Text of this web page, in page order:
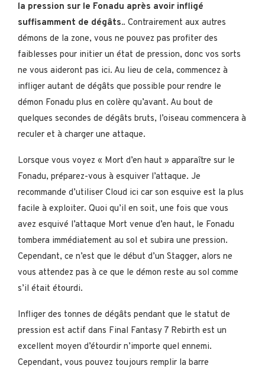
la pression sur le Fonadu après avoir infligé
suffisamment de dégâts.. Contrairement aux autres
démons de la zone, vous ne pouvez pas profiter des
faiblesses pour initier un état de pression, donc vos sorts
ne vous aideront pas ici. Au lieu de cela, commencez à
infliger autant de dégâts que possible pour rendre le
démon Fonadu plus en colère qu’avant. Au bout de
quelques secondes de dégâts bruts, l’oiseau commencera à
reculer et à charger une attaque.
Lorsque vous voyez « Mort d’en haut » apparaître sur le
Fonadu, préparez-vous à esquiver l’attaque. Je
recommande d’utiliser Cloud ici car son esquive est la plus
facile à exploiter. Quoi qu’il en soit, une fois que vous
avez esquivé l’attaque Mort venue d’en haut, le Fonadu
tombera immédiatement au sol et subira une pression.
Cependant, ce n’est que le début d’un Stagger, alors ne
vous attendez pas à ce que le démon reste au sol comme
s’il était étourdi.
Infliger des tonnes de dégâts pendant que le statut de
pression est actif dans Final Fantasy 7 Rebirth est un
excellent moyen d’étourdir n’importe quel ennemi.
Cependant, vous pouvez toujours remplir la barre